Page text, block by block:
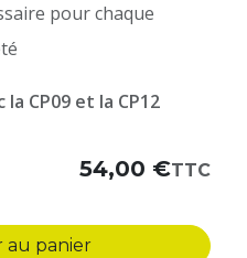
pour chaque
la CP09 et la CP12
au panier
54,00 €TTC